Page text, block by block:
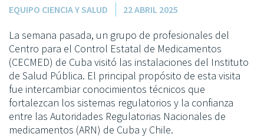
EQUIPO CIENCIA Y SALUD 22 ABRIL 2025
La semana pasada, un grupo de profesionales del
Centro para el Control Estatal de Medicamentos
(CECMED) de Cuba visitó las instalaciones del Instituto
de Salud Pública. El principal propósito de esta visita
fue intercambiar conocimientos técnicos que
fortalezcan los sistemas regulatorios y la confianza
entre las Autoridades Regulatorias Nacionales de
medicamentos (ARN) de Cuba y Chile.